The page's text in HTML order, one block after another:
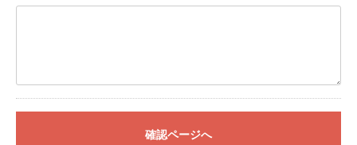
確認ページへ